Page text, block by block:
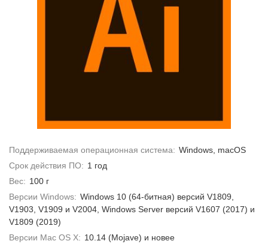
Поддерживаемая операционная система: Windows, macOS
Срок действия ПО: 1 год
Вес: 100 г
Версии Windows: Windows 10 (64-битная) версий V1809,
V1903, V1909 и V2004, Windows Server версий V1607 (2017) и
V1809 (2019)
Версии Mac OS X: 10.14 (Mojave) и новее